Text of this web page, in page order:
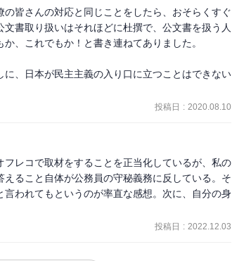
皆さんの対応と同じことをしたら、おそらくすぐ
書取り扱いはそれほどに杜撰で、公文書を扱う人
、これでもか！と書き連ねてありました。
、日本が民主主義の入り口に立つことはできない
投稿日 : 2020.08.10
レコで取材をすることを正当化しているが、私の
ること自体が公務員の守秘義務に反している。そ
われてもというのが率直な感想。次に、自分の身
投稿日 : 2022.12.03